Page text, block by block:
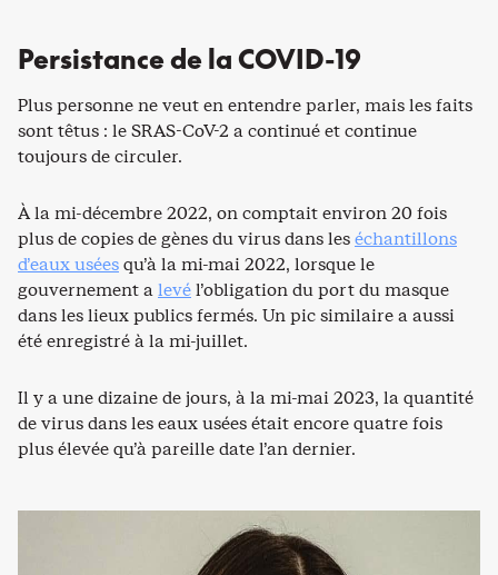
Persistance de la COVID-19
Plus personne ne veut en entendre parler, mais les faits
sont têtus : le SRAS-CoV-2 a continué et continue
toujours de circuler.
À la mi-décembre 2022, on comptait environ 20 fois
plus de copies de gènes du virus dans leséchantillons
d’eaux uséesqu’à la mi-mai 2022, lorsque le
gouvernement alevél’obligation du port du masque
dans les lieux publics fermés. Un pic similaire a aussi
été enregistré à la mi-juillet.
Il y a une dizaine de jours, à la mi-mai 2023, la quantité
de virus dans les eaux usées était encore quatre fois
plus élevée qu’à pareille date l’an dernier.